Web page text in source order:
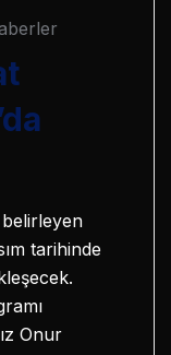
belirleyen
tarihinde
Onur